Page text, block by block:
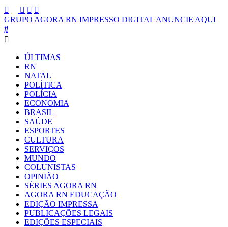
GRUPO AGORA RN IMPRESSO DIGITAL ANUNCIE AQUI
ÚLTIMAS
RN
NATAL
POLÍTICA
POLÍCIA
ECONOMIA
BRASIL
SAÚDE
ESPORTES
CULTURA
SERVIÇOS
MUNDO
COLUNISTAS
OPINIÃO
SÉRIES AGORA RN
AGORA RN EDUCAÇÃO
EDIÇÃO IMPRESSA
PUBLICAÇÕES LEGAIS
EDIÇÕES ESPECIAIS